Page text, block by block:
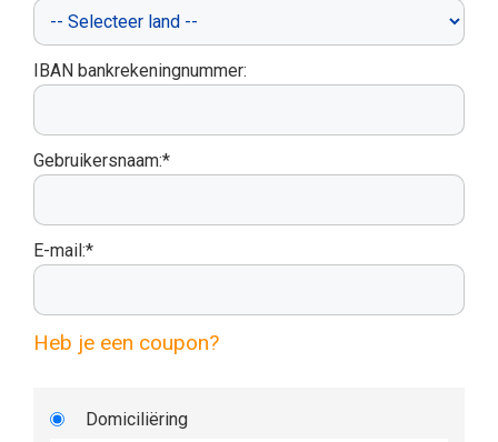
IBAN bankrekeningnummer:
Gebruikersnaam:*
E-mail:*
Heb je een coupon?
Domiciliëring